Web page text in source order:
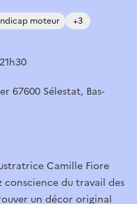
moteur +3
67600 Sélestat, Bas-
Camille Fiore
du travail des
un décor original